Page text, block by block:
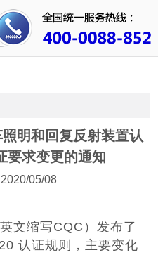
明和回复反射装置认
要求变更的通知
05/08
缩写CQC）发布了
认证规则，主要变化